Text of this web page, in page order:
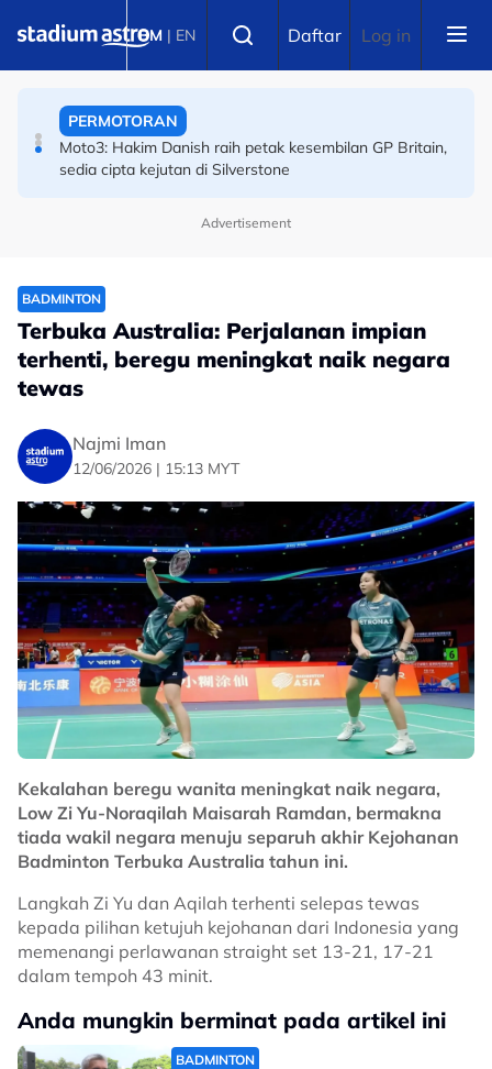
BM | EN Daftar Log in
Sejarah Tercipta! Malaysia raih emas pertama
PERMOTORAN
Moto3: Hakim Danish raih petak kesembilan GP Britain,
sedia cipta kejutan di Silverstone
Advertisement
BADMINTON
Terbuka Australia: Perjalanan impian
terhenti, beregu meningkat naik negara
tewas
Najmi Iman
12/06/2026 | 15:13 MYT
Kekalahan beregu wanita meningkat naik negara,
Low Zi Yu-Noraqilah Maisarah Ramdan, bermakna
tiada wakil negara menuju separuh akhir Kejohanan
Badminton Terbuka Australia tahun ini.
Langkah Zi Yu dan Aqilah terhenti selepas tewas
kepada pilihan ketujuh kejohanan dari Indonesia yang
memenangi perlawanan straight set 13-21, 17-21
dalam tempoh 43 minit.
Anda mungkin berminat pada artikel ini
BADMINTON